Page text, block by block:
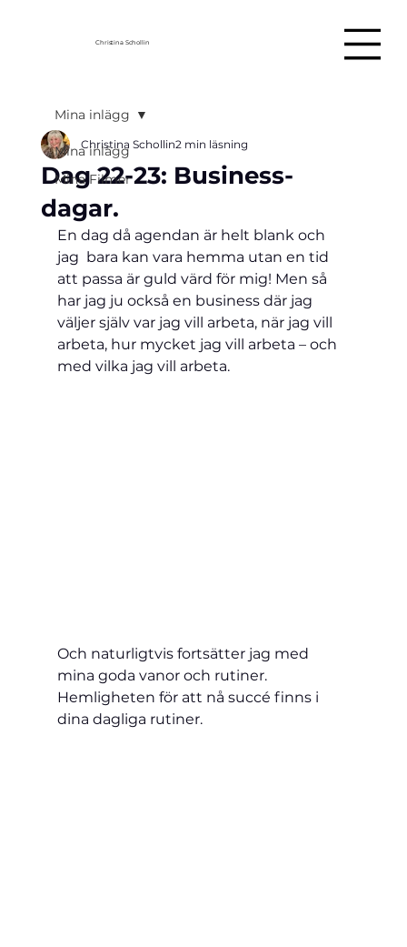
Christina Schollin
Mina inlägg
Mina Filmer
Mina inlägg
Dag 22-23: Business-
dagar.
Christina Schollin2 min läsning
En dag då agendan är helt blank och
jag  bara kan vara hemma utan en tid
att passa är guld värd för mig! Men så
har jag ju också en business där jag
väljer själv var jag vill arbeta, när jag vill
arbeta, hur mycket jag vill arbeta – och
med vilka jag vill arbeta.
Och naturligtvis fortsätter jag med
mina goda vanor och rutiner.
Hemligheten för att nå succé finns i
dina dagliga rutiner.